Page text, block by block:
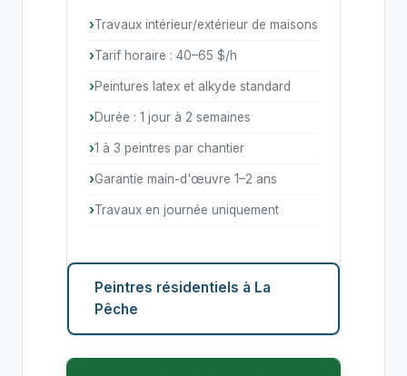
Travaux intérieur/extérieur de maisons
Tarif horaire : 40–65 $/h
Peintures latex et alkyde standard
Durée : 1 jour à 2 semaines
1 à 3 peintres par chantier
Garantie main-d'œuvre 1–2 ans
Travaux en journée uniquement
Peintres résidentiels à La
Pêche